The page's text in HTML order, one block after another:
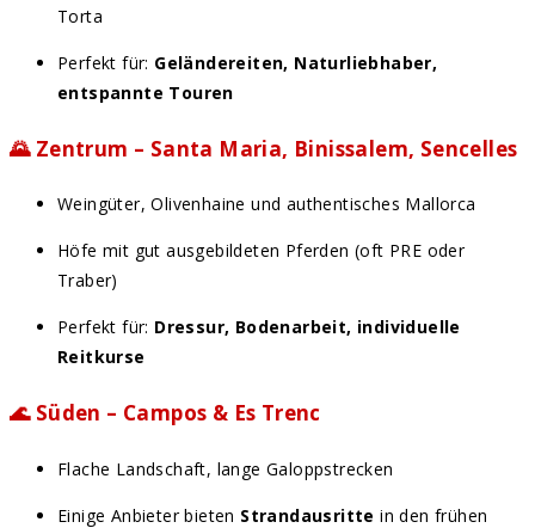
Torta
Perfekt für: Geländereiten, Naturliebhaber,
entspannte Touren
🌄 Zentrum – Santa Maria, Binissalem, Sencelles
Weingüter, Olivenhaine und authentisches Mallorca
Höfe mit gut ausgebildeten Pferden (oft PRE oder
Traber)
Perfekt für: Dressur, Bodenarbeit, individuelle
Reitkurse
🌊 Süden – Campos & Es Trenc
Flache Landschaft, lange Galoppstrecken
Einige Anbieter bieten Strandausritte in den frühen